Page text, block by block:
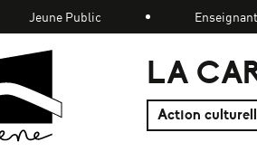
LA
Action
Jeune Public